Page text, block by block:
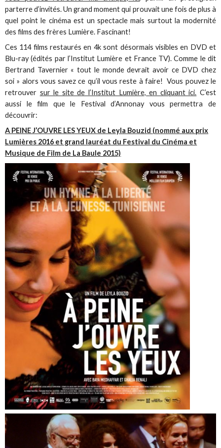
parterre d’invités. Un grand moment qui prouvait une fois de plus à
quel point le cinéma est un spectacle mais surtout la modernité
des films des frères Lumière. Fascinant!
Ces 114 films restaurés en 4k sont désormais visibles en DVD et
Blu-ray (édités par l’Institut Lumière et France TV). Comme le dit
Bertrand Tavernier « tout le monde devrait avoir ce DVD chez
soi » alors vous savez ce qu’il vous reste à faire! Vous pouvez le
retrouver sur le site de l’Institut Lumière, en cliquant ici. C’est
aussi le film que le Festival d’Annonay vous permettra de
découvrir:
A PEINE J’OUVRE LES YEUX de Leyla Bouzid (nommé aux prix
Lumières 2016 et grand lauréat du Festival du Cinéma et
Musique de Film de La Baule 2015)